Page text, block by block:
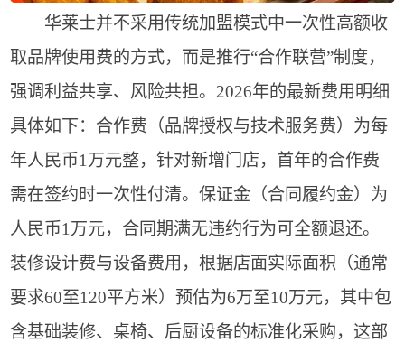
华莱士并不采用传统加盟模式中一次性高额收
取品牌使用费的方式，而是推行“合作联营”制度，
强调利益共享、风险共担。2026年的最新费用明细
具体如下：合作费（品牌授权与技术服务费）为每
年人民币1万元整，针对新增门店，首年的合作费
需在签约时一次性付清。保证金（合同履约金）为
人民币1万元，合同期满无违约行为可全额退还。
装修设计费与设备费用，根据店面实际面积（通常
要求60至120平方米）预估为6万至10万元，其中包
含基础装修、桌椅、后厨设备的标准化采购，这部